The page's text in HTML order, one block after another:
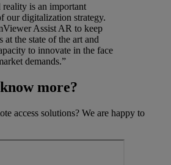
reality is an important
our digitalization strategy.
Assist AR to keep
at the state of the art and
to innovate in the face
demands.”
more?
access solutions? We are happy to